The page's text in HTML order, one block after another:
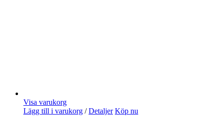
Visa varukorg
Lägg till i varukorg / Detaljer Köp nu